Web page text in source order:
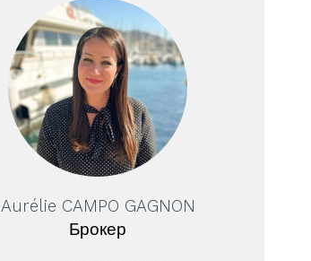
Aurélie CAMPO GAGNON
Брокер